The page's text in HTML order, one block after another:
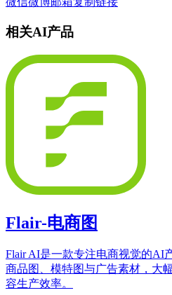
相关AI产品
Flair-电商图
Flair AI是一款专注电商视觉的AI
商品图、模特图与广告素材，大
容生产效率。